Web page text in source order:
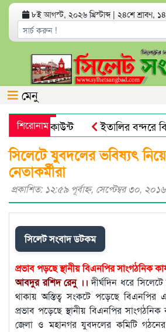
৮ই আগস্ট, ২০২৬ খ্রিস্টাব্দ | ২৪শে শ্রাবণ,
মেনু
শিরোনাম
অ্যাকাউন্ট
ইতালির বন্দরে
: এড. জুবায়ের
তেল, গ্যাস,
সিলেটে যুবদলের ভবিষ্যৎ
নেতাকর্মীরা
প্রকাশিত: ১২:৫৯ পূর্বাহ্ণ, সেপ্টেম্বর ৩০, ২০১৬
সিলেট সংবাদ ডটকম
প্রভাব পড়ছে স্থানীয় বিএনপির সাংগঠনিক
আবদুর রশিদ রেনু ।। দীর্ঘদিন ধরে
থাকায় অস্তিত্ব সংকটে পড়েছে বিএনপির
প্রভাব পড়েছে স্থানীয় বিএনপির সাংগঠনিক
জেলা ও মহানগর যুবদলের কমিটি গঠনের